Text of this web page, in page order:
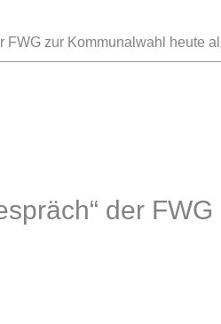
FWG zur Kommunalwahl heute
der